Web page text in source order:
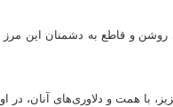
روشن و قاطع به دشمنان این
با همت و دلاوری‌های آنان، در